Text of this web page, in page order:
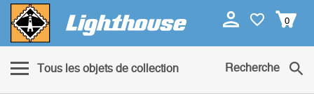
0
Tous les objets de collection Recherche